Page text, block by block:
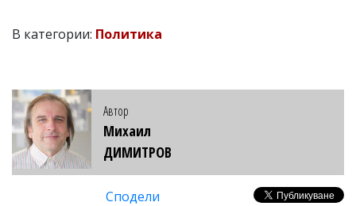
В категории: Политика
Автор
Михаил
ДИМИТРОВ
Сподели